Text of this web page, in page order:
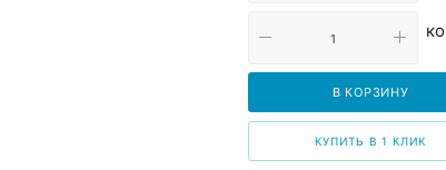
В КОРЗИНУ
КУПИТЬ В 1 КЛИК